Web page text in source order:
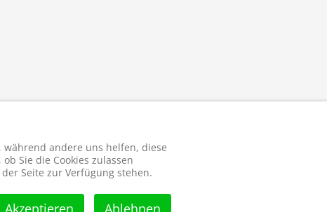
andere uns helfen, diese
Sie die Cookies zulassen
Seite zur Verfügung stehen.
Akzeptieren Ablehnen